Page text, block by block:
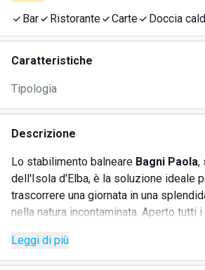
Bar Ristorante Carte Doccia
Caratteristiche
Tipologia
Descrizione
Lo stabilimento balneare Bagni Paola,
dell'Isola d'Elba, è la soluzione ideale
trascorrere una giornata in una
nella natura incontaminata. Aperto tutti
ristorante sulla spiaggia, famoso per le
a legna e le specialità a base di pesce
Leggi di più